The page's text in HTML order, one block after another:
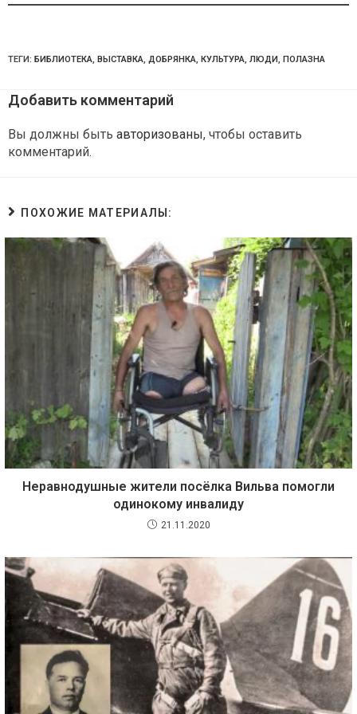
ТЕГИ: БИБЛИОТЕКА, ВЫСТАВКА, ДОБРЯНКА, КУЛЬТУРА, ЛЮДИ, ПОЛАЗНА
Добавить комментарий
Вы должны быть авторизованы, чтобы оставить
комментарий.
ПОХОЖИЕ МАТЕРИАЛЫ:
Неравнодушные жители посёлка Вильва помогли
одинокому инвалиду
21.11.2020